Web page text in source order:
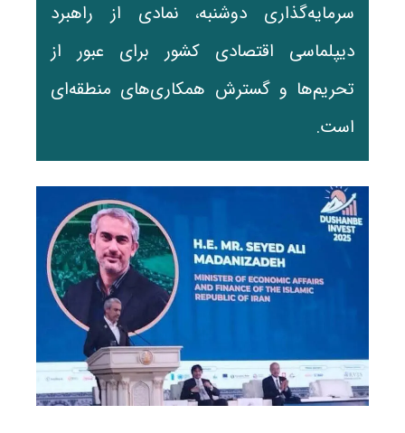
سرمایه‌گذاری دوشنبه، نمادی از راهبرد
دیپلماسی اقتصادی کشور برای عبور از
تحریم‌ها و گسترش همکاری‌های منطقه‌ای
است.